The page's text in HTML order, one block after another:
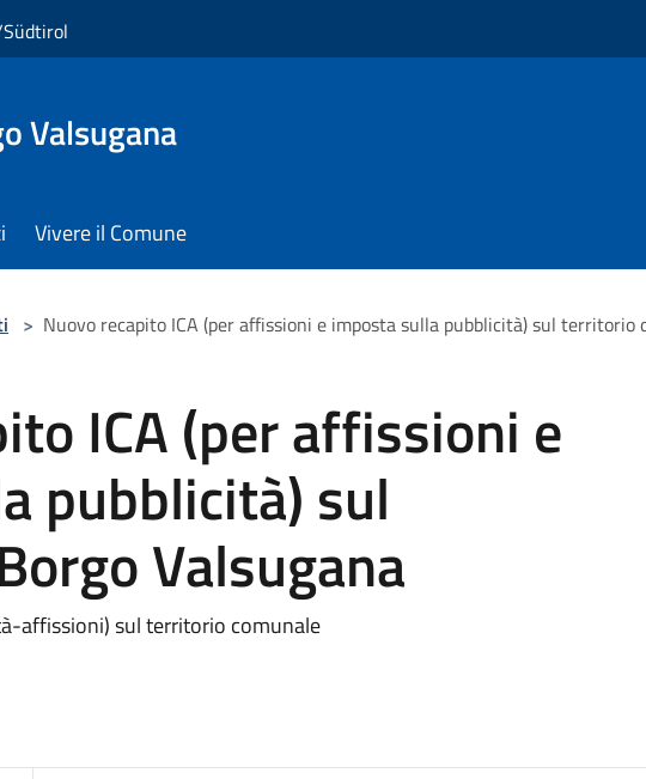
Valsugana
Vivere il Comune
> Nuovo recapito ICA (per affissioni e imposta sulla pubblicità) sul territorio
ICA (per affissioni e
pubblicità) sul
Valsugana
affissioni) sul territorio comunale